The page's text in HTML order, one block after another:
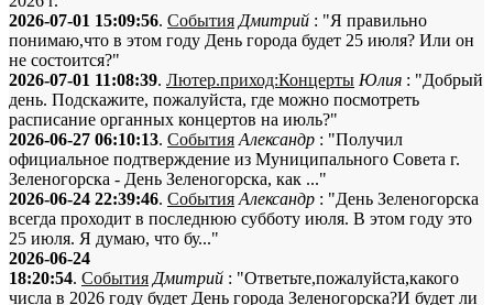
2026-07-01 15:09:56. События Дмитрий : "Я правильно
понимаю,что в этом году День города будет 25 июля? Или он
не состоится?"
2026-07-01 11:08:39. Лютер.приход:Концерты Юлия : "Добрый
день. Подскажите, пожалуйста, где можно посмотреть
расписание органных концертов на июль?"
2026-06-27 06:10:13. События Александр : "Получил
официальное подтверждение из Муниципального Совета г.
Зеленогорска - День Зеленогорска, как ..."
2026-06-24 22:39:46. События Александр : "День Зеленогорска
всегда проходит в последнюю субботу июля. В этом году это
25 июля. Я думаю, что бу..."
2026-06-24
18:20:54. События Дмитрий : "Ответьте,пожалуйста,какого
числа в 2026 году будет День города Зеленогорска?И будет ли